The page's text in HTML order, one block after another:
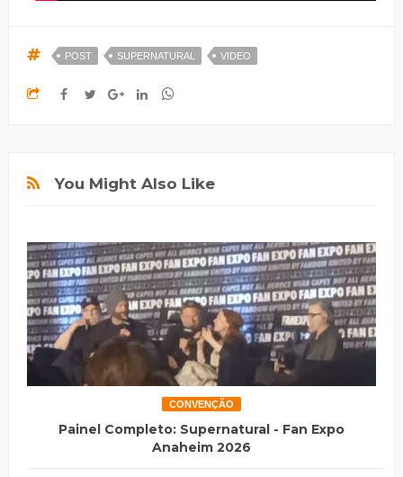
POST SUPERNATURAL VIDEO
You Might Also Like
CONVENÇÃO
Painel Completo: Supernatural - Fan Expo
Anaheim 2026